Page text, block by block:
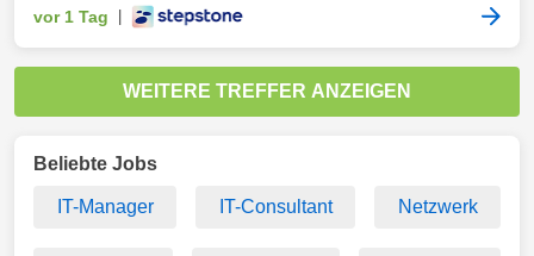
vor 1 Tag
WEITERE TREFFER ANZEIGEN
Beliebte Jobs
IT-Manager IT-Consultant Netzwerk